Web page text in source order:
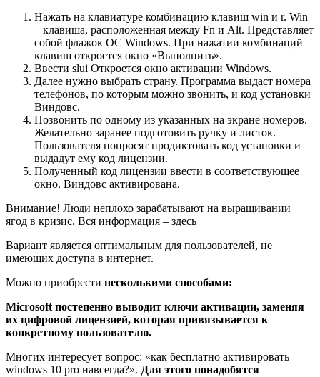
Нажать на клавиатуре комбинацию клавиш win и r. Win
– клавиша, расположенная между Fn и Alt. Представляет
собой флажок ОС Windows. При нажатии комбинаций
клавиш откроется окно «Выполнить».
Ввести slui Откроется окно активации Windows.
Далее нужно выбрать страну. Программа выдаст номера
телефонов, по которым можно звонить, и код установки
Виндовс.
Позвонить по одному из указанных на экране номеров.
Желательно заранее подготовить ручку и листок.
Пользователя попросят продиктовать код установки и
выдадут ему код лицензии.
Полученный код лицензии ввести в соответствующее
окно. Виндовс активирована.
Внимание! Люди неплохо зарабатывают на выращивании
ягод в кризис. Вся информация – здесь
Вариант является оптимальным для пользователей, не
имеющих доступа в интернет.
Можно приобрести несколькими способами:
Microsoft постепенно выводит ключи активации, заменяя
их цифровой лицензией, которая привязывается к
конкретному пользователю.
Многих интересует вопрос: «как бесплатно активировать
windows 10 pro навсегда?». Для этого понадобятся